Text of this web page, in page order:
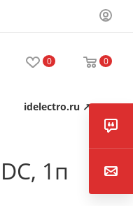
0 0
idelectro.ru ↗
1п